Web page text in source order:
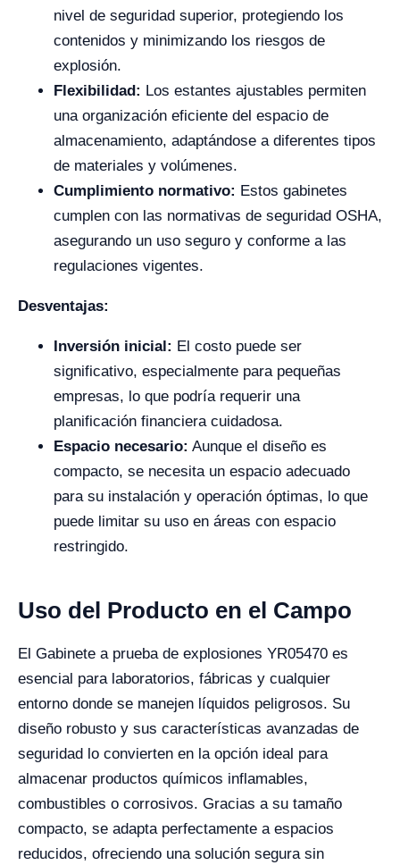
nivel de seguridad superior, protegiendo los
contenidos y minimizando los riesgos de
explosión.
Flexibilidad: Los estantes ajustables permiten
una organización eficiente del espacio de
almacenamiento, adaptándose a diferentes tipos
de materiales y volúmenes.
Cumplimiento normativo: Estos gabinetes
cumplen con las normativas de seguridad OSHA,
asegurando un uso seguro y conforme a las
regulaciones vigentes.
Desventajas:
Inversión inicial: El costo puede ser
significativo, especialmente para pequeñas
empresas, lo que podría requerir una
planificación financiera cuidadosa.
Espacio necesario: Aunque el diseño es
compacto, se necesita un espacio adecuado
para su instalación y operación óptimas, lo que
puede limitar su uso en áreas con espacio
restringido.
Uso del Producto en el Campo
El Gabinete a prueba de explosiones YR05470 es
esencial para laboratorios, fábricas y cualquier
entorno donde se manejen líquidos peligrosos. Su
diseño robusto y sus características avanzadas de
seguridad lo convierten en la opción ideal para
almacenar productos químicos inflamables,
combustibles o corrosivos. Gracias a su tamaño
compacto, se adapta perfectamente a espacios
reducidos, ofreciendo una solución segura sin